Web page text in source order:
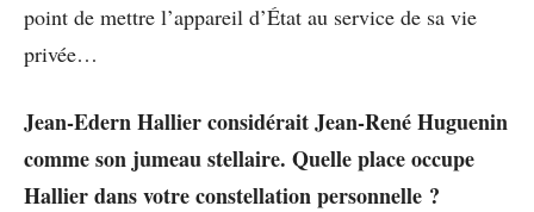
point de mettre l’appareil d’État au service de sa vie
privée…
Jean-Edern Hallier considérait Jean-René Huguenin
comme son jumeau stellaire. Quelle place occupe
Hallier dans votre constellation personnelle ?